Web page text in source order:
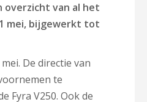
overzicht van al het
mei, bijgewerkt tot
De directie van
te
Fyra V250. Ook de